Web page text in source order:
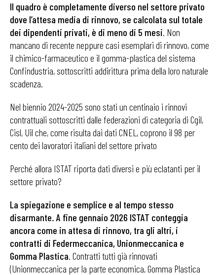
Il quadro è completamente diverso nel settore privato
dove l’attesa media di rinnovo, se calcolata sul totale
dei dipendenti privati, è di meno di 5 mesi. Non
mancano di recente neppure casi esemplari di rinnovo, come
il chimico-farmaceutico e il gomma-plastica del sistema
Confindustria, sottoscritti addirittura prima della loro naturale
scadenza.
Nel biennio 2024-2025 sono stati un centinaio i rinnovi
contrattuali sottoscritti dalle federazioni di categoria di Cgil,
Cisl, Uil che, come risulta dai dati CNEL, coprono il 98 per
cento dei lavoratori italiani del settore privato
Perché allora ISTAT riporta dati diversi e più eclatanti per il
settore privato?
La spiegazione e semplice e al tempo stesso
disarmante. A fine gennaio 2026 ISTAT conteggia
ancora come in attesa di rinnovo, tra gli altri, i
contratti di Federmeccanica, Unionmeccanica e
Gomma Plastica. Contratti tutti già rinnovati
(Unionmeccanica per la parte economica, Gomma Plastica